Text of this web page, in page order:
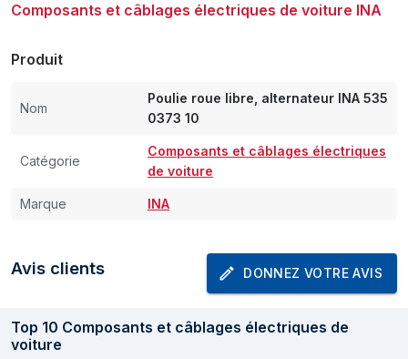
Composants et câblages électriques de voiture INA
Produit
Nom
Poulie roue libre, alternateur INA 535
0373 10
Catégorie
Composants et câblages électriques
de voiture
Marque INA
Avis clients DONNEZ VOTRE AVIS
Top 10 Composants et câblages électriques de
voiture